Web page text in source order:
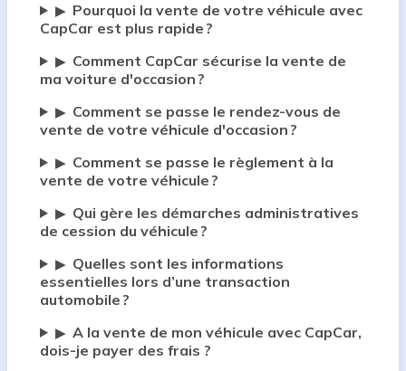
▶ Pourquoi la vente de votre véhicule avec
CapCar est plus rapide ?
▶ Comment CapCar sécurise la vente de
ma voiture d'occasion ?
▶ Comment se passe le rendez-vous de
vente de votre véhicule d'occasion ?
▶ Comment se passe le règlement à la
vente de votre véhicule ?
▶ Qui gère les démarches administratives
de cession du véhicule ?
▶ Quelles sont les informations
essentielles lors d’une transaction
automobile ?
▶ A la vente de mon véhicule avec CapCar,
dois-je payer des frais ?